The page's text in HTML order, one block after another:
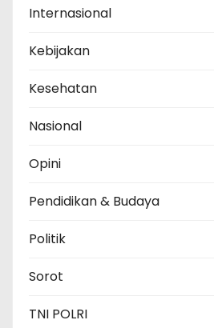
Internasional
Kebijakan
Kesehatan
Nasional
Opini
Pendidikan & Budaya
Politik
Sorot
TNI POLRI